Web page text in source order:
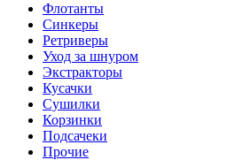
Флотанты
Синкеры
Ретриверы
Уход за шнуром
Экстракторы
Кусачки
Сушилки
Корзинки
Подсачеки
Прочие